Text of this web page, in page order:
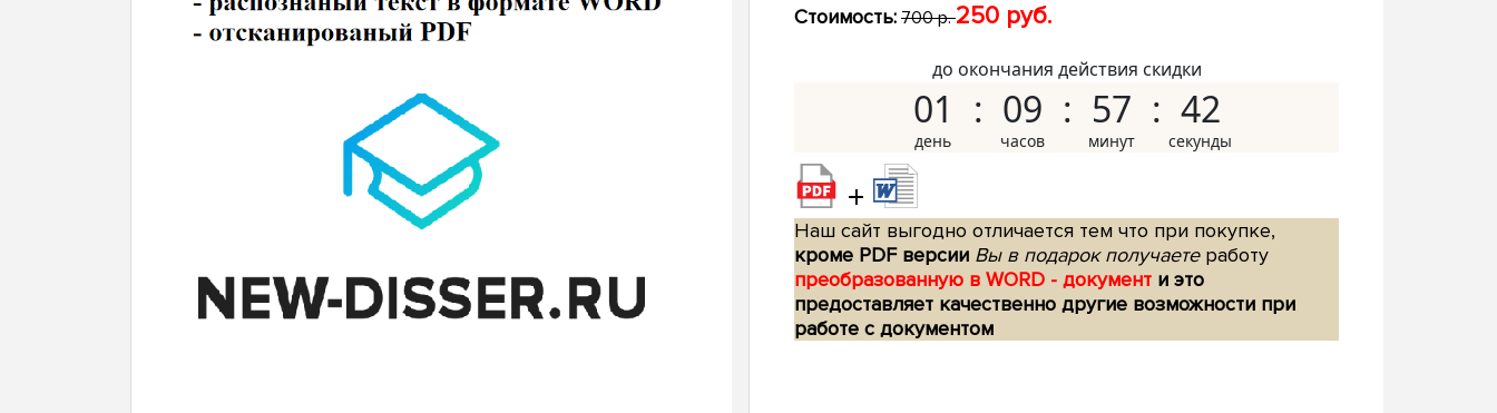
Стоимость: 700 р.250 руб.
до окончания действия скидки
01 09 57 41
+
Наш сайт выгодно отличается тем что при покупке,
кроме PDF версии Вы в подарок получаетеработу
преобразованную в WORD - документ и это
предоставляет качественно другие возможности при
работе с документом